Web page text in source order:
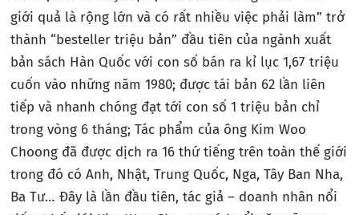
giới quả là rộng lớn và có rất nhiều việc phải làm” trở
thành “besteller triệu bản” đầu tiên của ngành xuất
bản sách Hàn Quốc với con số bán ra kỉ lục 1,67 triệu
cuốn vào những năm 1980; được tái bản 62 lần liên
tiếp và nhanh chóng đạt tới con số 1 triệu bản chỉ
trong vòng 6 tháng; Tác phẩm của ông Kim Woo
Choong đã được dịch ra 16 thứ tiếng trên toàn thế giới
trong đó có Anh, Nhật, Trung Quốc, Nga, Tây Ban Nha,
Ba Tư… Đây là lần đầu tiên, tác giả – doanh nhân nổi